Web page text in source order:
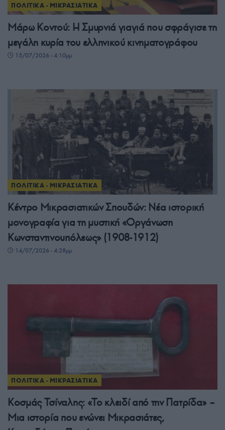
ΠΟΛΙΤΙΚΑ - ΜΙΚΡΑΣΙΑΤΙΚΑ
Μάρω Κοντού: Η Σμυρνιά γιαγιά που σφράγισε τη
μεγάλη κυρία του ελληνικού κινηματογράφου
15/07/2026 - 4:10μμ
ΠΟΛΙΤΙΚΑ - ΜΙΚΡΑΣΙΑΤΙΚΑ
Κέντρο Μικρασιατικών Σπουδών: Νέα ιστορική
μονογραφία για τη μυστική «Οργάνωση
Κωνσταντινουπόλεως» (1908-1912)
14/07/2026 - 4:28μμ
ΠΟΛΙΤΙΚΑ - ΜΙΚΡΑΣΙΑΤΙΚΑ
Κοσμάς Τσίναλης: «Το κλειδί από την Πατρίδα» –
Μια ιστορία που ενώνει Μικρασιάτες,